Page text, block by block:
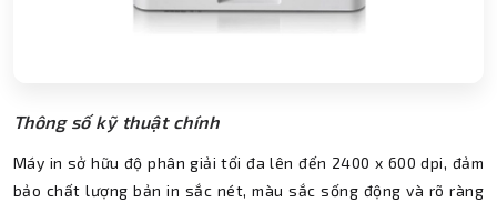
Thông số kỹ thuật chính
Máy in sở hữu độ phân giải tối đa lên đến 2400 x 600 dpi, đảm
bảo chất lượng bản in sắc nét, màu sắc sống động và rõ ràng